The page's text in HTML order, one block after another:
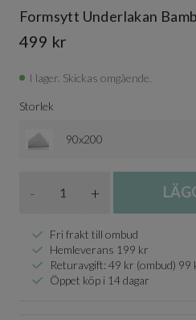
Formsytt Underlakan
499 kr
I lager. Skickas omgående.
Storlek
90x200
- +
Fri frakt till ombud
Hemleverans 199 kr
Returavgift: 49 kr (ombud) 99
Öppet köp i 14 dagar